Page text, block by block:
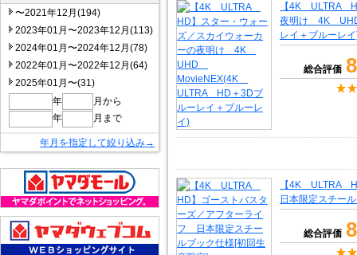
〜2021年12月(194)
2023年01月〜2023年12月(113)
2024年01月〜2024年12月(78)
2022年01月〜2022年12月(64)
2025年01月〜(31)
年
月から
年
月まで
年月を指定して絞り込み→
【4K ULTRA
夜明け 4K
レイ＋ブルーレ
総合評価
【4K ULTRA
日本限定スチー
総合評価